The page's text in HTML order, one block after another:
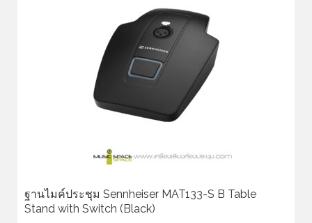
ฐานไมค์ประชุม Sennheiser MAT133-S B Table
Stand with Switch (Black)